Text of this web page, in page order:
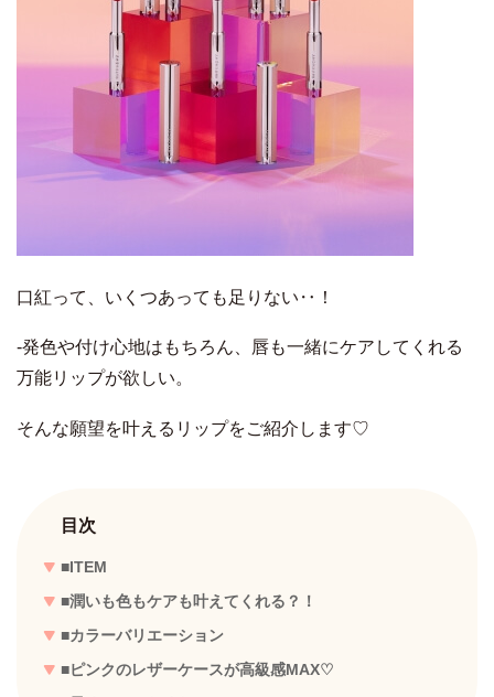
口紅って、いくつあっても足りない‥！
‐発色や付け心地はもちろん、唇も一緒にケアしてくれる
万能リップが欲しい。
そんな願望を叶えるリップをご紹介します♡
目次
■ITEM
■潤いも色もケアも叶えてくれる？！
■カラーバリエーション
■ピンクのレザーケースが高級感MAX♡